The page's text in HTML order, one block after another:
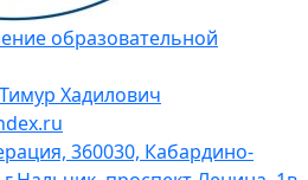
образовательной
Хадилович
360030, Кабардино-